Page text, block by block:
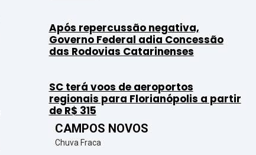
Após repercussão negativa,
Governo Federal adia Concessão
das Rodovias Catarinenses
SC terá voos de aeroportos
regionais para Florianópolis a partir
de R$ 315
CAMPOS NOVOS
Chuva Fraca